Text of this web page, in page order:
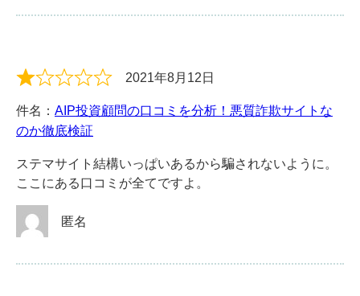
2021年8月12日
件名： AIP投資顧問の口コミを分析！悪質詐欺サイトな
のか徹底検証
ステマサイト結構いっぱいあるから騙されないように。
ここにある口コミが全てですよ。
匿名